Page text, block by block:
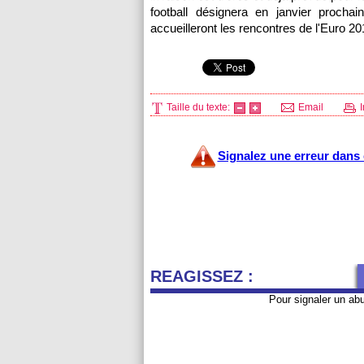
football désignera en janvier
accueilleront les rencontres de l'Euro
Taille du texte: Email
Signalez une erreur
REAGISSEZ :
Pour signaler un